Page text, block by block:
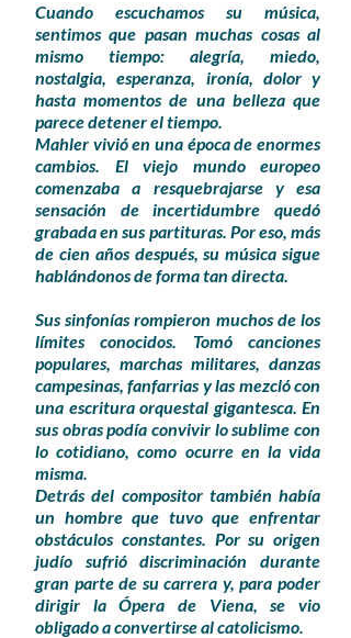
Cuando escuchamos su música,
sentimos que pasan muchas cosas al
mismo tiempo: alegría, miedo,
nostalgia, esperanza, ironía, dolor y
hasta momentos de una belleza que
parece detener el tiempo.
Mahler vivió en una época de enormes
cambios. El viejo mundo europeo
comenzaba a resquebrajarse y esa
sensación de incertidumbre quedó
grabada en sus partituras. Por eso, más
de cien años después, su música sigue
hablándonos de forma tan directa.
Sus sinfonías rompieron muchos de los
límites conocidos. Tomó canciones
populares, marchas militares, danzas
campesinas, fanfarrias y las mezcló con
una escritura orquestal gigantesca. En
sus obras podía convivir lo sublime con
lo cotidiano, como ocurre en la vida
misma.
Detrás del compositor también había
un hombre que tuvo que enfrentar
obstáculos constantes. Por su origen
judío sufrió discriminación durante
gran parte de su carrera y, para poder
dirigir la Ópera de Viena, se vio
obligado a convertirse al catolicismo.